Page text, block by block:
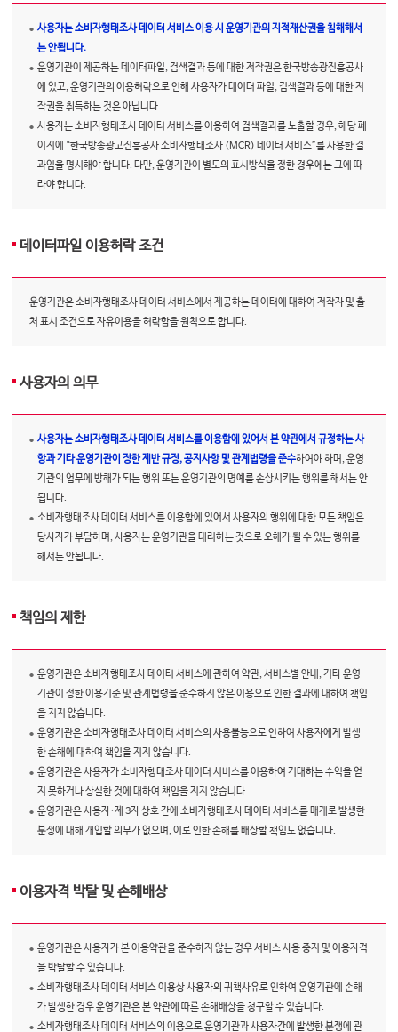
사용자는 소비자행태조사 데이터 서비스 이용 시 운영기관의 지적재산권을 침해해서
는 안됩니다.
운영기관이 제공하는 데이터파일, 검색결과 등에 대한 저작권은 한국방송광진흥공사
에 있고, 운영기관의 이용허락으로 인해 사용자가 데이터 파일, 검색결과 등에 대한 저
작권을 취득하는 것은 아닙니다.
사용자는 소비자행태조사 데이터 서비스를 이용하여 검색결과를 노출할 경우, 해당 페
이지에 “한국방송광고진흥공사 소비자행태조사 (MCR) 데이터 서비스”를 사용한 결
과임을 명시해야 합니다. 다만, 운영기관이 별도의 표시방식을 정한 경우에는 그에 따
라야 합니다.
데이터파일 이용허락 조건
운영기관은 소비자행태조사 데이터 서비스에서 제공하는 데이터에 대하여 저작자 및 출
처 표시 조건으로 자유이용을 허락함을 원칙으로 합니다.
사용자의 의무
사용자는 소비자행태조사 데이터 서비스를 이용함에 있어서 본 약관에서 규정하는 사
항과 기타 운영기관이 정한 제반 규정, 공지사항 및 관계법령을 준수하여야 하며, 운영
기관의 업무에 방해가 되는 행위 또는 운영기관의 명예를 손상시키는 행위를 해서는 안
됩니다.
소비자행태조사 데이터 서비스를 이용함에 있어서 사용자의 행위에 대한 모든 책임은
당사자가 부담하며, 사용자는 운영기관을 대리하는 것으로 오해가 될 수 있는 행위를
해서는 안됩니다.
책임의 제한
운영기관은 소비자행태조사 데이터 서비스에 관하여 약관, 서비스별 안내, 기타 운영
기관이 정한 이용기준 및 관계법령을 준수하지 않은 이용으로 인한 결과에 대하여 책임
을 지지 않습니다.
운영기관은 소비자행태조사 데이터 서비스의 사용불능으로 인하여 사용자에게 발생
한 손해에 대하여 책임을 지지 않습니다.
운영기관은 사용자가 소비자행태조사 데이터 서비스를 이용하여 기대하는 수익을 얻
지 못하거나 상실한 것에 대하여 책임을 지지 않습니다.
운영기관은 사용자·제 3자 상호 간에 소비자행태조사 데이터 서비스를 매개로 발생한
분쟁에 대해 개입할 의무가 없으며, 이로 인한 손해를 배상할 책임도 없습니다.
이용자격 박탈 및 손해배상
운영기관은 사용자가 본 이용약관을 준수하지 않는 경우 서비스 사용 중지 및 이용자격
을 박탈할 수 있습니다.
소비자행태조사 데이터 서비스 이용상 사용자의 귀책사유로 인하여 운영기관에 손해
가 발생한 경우 운영기관은 본 약관에 따른 손해배상을 청구할 수 있습니다.
소비자행태조사 데이터 서비스의 이용으로 운영기관과 사용자간에 발생한 분쟁에 관